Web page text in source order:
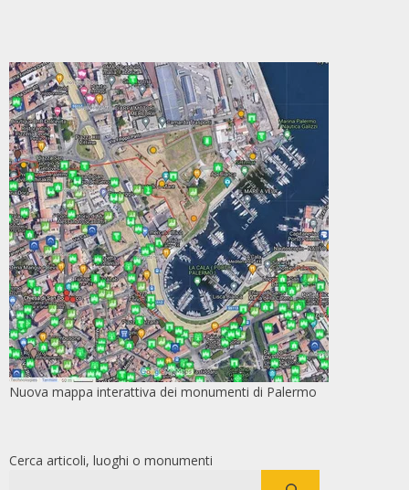
Nuova mappa interattiva dei monumenti di Palermo
Cerca articoli, luoghi o monumenti